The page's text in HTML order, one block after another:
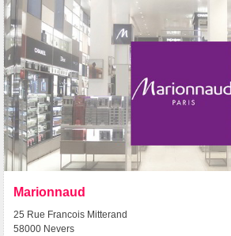
Marionnaud
25 Rue Francois Mitterand
58000 Nevers